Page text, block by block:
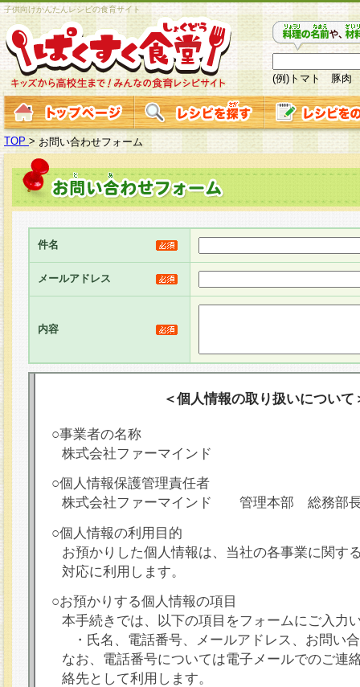
子供向けかんたんレシピの食育サイト
(例)トマト 豚肉
TOP > お問い合わせフォーム
件名
メールアドレス
内容
＜個人情報の取り扱いについて
○事業者の名称
株式会社ファーマインド
○個人情報保護管理責任者
株式会社ファーマインド 管理本部 総務部
○個人情報の利用目的
お預かりした個人情報は、当社の各事業に関す
対応に利用します。
○お預かりする個人情報の項目
本手続きでは、以下の項目をフォームにご入力
・氏名、電話番号、メールアドレス、お問い
なお、電話番号については電子メールでのご連
絡先として利用します。